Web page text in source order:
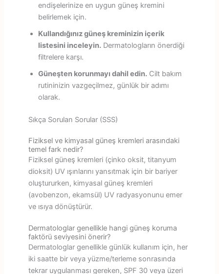
endişelerinize en uygun güneş kremini
belirlemek için.
Kullandığınız güneş kreminizin içerik
listesini inceleyin.Dermatologların önerdiği
filtrelere karşı.
Güneşten korunmayı dahil edin.Cilt bakım
rutininizin vazgeçilmez, günlük bir adımı
olarak.
Sıkça Sorulan Sorular (SSS)
Fiziksel ve kimyasal güneş kremleri arasındaki
temel fark nedir?
Fiziksel güneş kremleri (çinko oksit, titanyum
dioksit) UV ışınlarını yansıtmak için bir bariyer
oluştururken, kimyasal güneş kremleri
(avobenzon, ekamsül) UV radyasyonunu emer
ve ısıya dönüştürür.
Dermatologlar genellikle hangi güneş koruma
faktörü seviyesini önerir?
Dermatologlar genellikle günlük kullanım için, her
iki saatte bir veya yüzme/terleme sonrasında
tekrar uygulanması gereken, SPF 30 veya üzeri